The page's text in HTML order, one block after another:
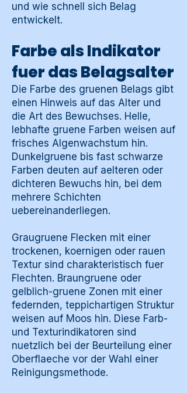
und wie schnell sich Belag
entwickelt.
Farbe als Indikator
fuer das Belagsalter
Die Farbe des gruenen Belags gibt
einen Hinweis auf das Alter und
die Art des Bewuchses. Helle,
lebhafte gruene Farben weisen auf
frisches Algenwachstum hin.
Dunkelgruene bis fast schwarze
Farben deuten auf aelteren oder
dichteren Bewuchs hin, bei dem
mehrere Schichten
uebereinanderliegen.
Graugruene Flecken mit einer
trockenen, koernigen oder rauen
Textur sind charakteristisch fuer
Flechten. Braungruene oder
gelblich-gruene Zonen mit einer
federnden, teppichartigen Struktur
weisen auf Moos hin. Diese Farb-
und Texturindikatoren sind
nuetzlich bei der Beurteilung einer
Oberflaeche vor der Wahl einer
Reinigungsmethode.